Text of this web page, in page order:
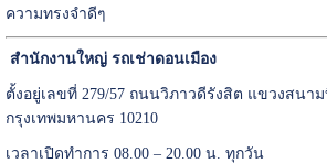
ความทรงจำดีๆ
สำนักงานใหญ่ รถเช่าดอนเมือง
ตั้งอยู่เลขที่ 279/57 ถนนวิภาวดีรังสิต แขวงสนา
กรุงเทพมหานคร 10210
เวลาเปิดทำการ 08.00 – 20.00 น. ทุกวัน